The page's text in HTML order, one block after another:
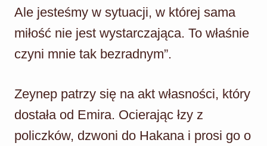
Ale jesteśmy w sytuacji, w której sama
miłość nie jest wystarczająca. To właśnie
czyni mnie tak bezradnym”.
Zeynep patrzy się na akt własności, który
dostała od Emira. Ocierając łzy z
policzków, dzwoni do Hakana i prosi go o